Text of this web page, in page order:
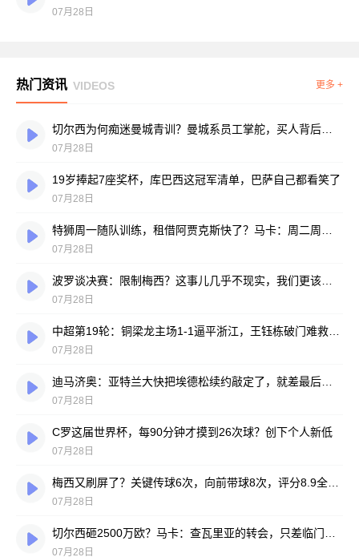
07月28日
热门资讯 VIDEOS 更多 +
07月28日
19岁捧起7座奖杯，库巴西这冠军清单，巴萨自己都看笑了
07月28日
07月28日
07月28日
07月28日
07月28日
C罗这届世界杯，每90分钟才摸到26次球？创下个人新低
07月28日
07月28日
07月28日